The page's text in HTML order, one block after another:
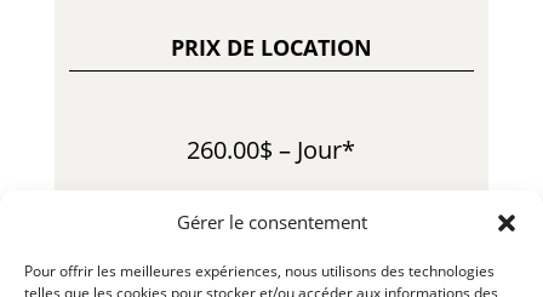
Gérer le consentement
Pour offrir les meilleures expériences, nous utilisons des technologies
telles que les cookies pour stocker et/ou accéder aux informations des
PRIX DE LOCATION
260.00$ – Jour*
2550.00$ – Mois*